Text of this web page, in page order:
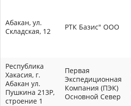
Абакан, ул.
Складская, 12
РТК Базис" ООО
Республика
Хакасия, г.
Абакан ул.
Пушкина 213Р,
строение 1
Первая
Экспедиционная
Компания (ПЭК)
Основной Север